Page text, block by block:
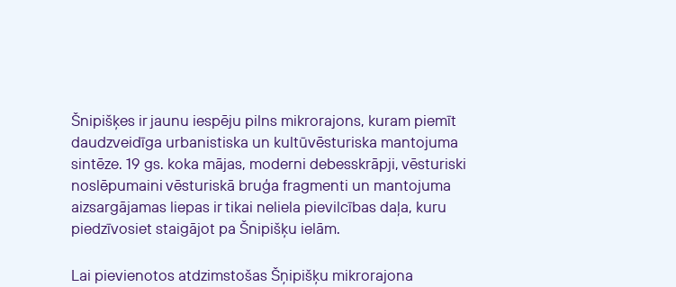
Šnipišķes ir jaunu iespēju pilns mikrorajons, kuram piemīt
daudzveidīga urbanistiska un kultūvēsturiska mantojuma
sintēze. 19 gs. koka mājas, moderni debesskrāpji, vēsturiski
noslēpumaini vēsturiskā bruģa fragmenti un mantojuma
aizsargājamas liepas ir tikai neliela pievilcības daļa, kuru
piedzīvosiet staigājot pa Šnipišķu ielām.
Lai pievienotos atdzimstošas Šņipišķu mikrorajona